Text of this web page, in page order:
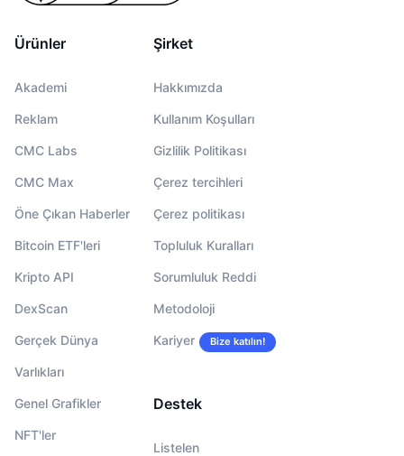
Ürünler
Akademi
Reklam
CMC Labs
CMC Max
Öne Çıkan Haberler
Bitcoin ETF'leri
Kripto API
DexScan
Gerçek Dünya
Varlıkları
Genel Grafikler
NFT'ler
Şirket
Hakkımızda
Kullanım Koşulları
Gizlilik Politikası
Çerez tercihleri
Çerez politikası
Topluluk Kuralları
Sorumluluk Reddi
Metodoloji
Kariyer Bize katılın!
Destek
Listelen